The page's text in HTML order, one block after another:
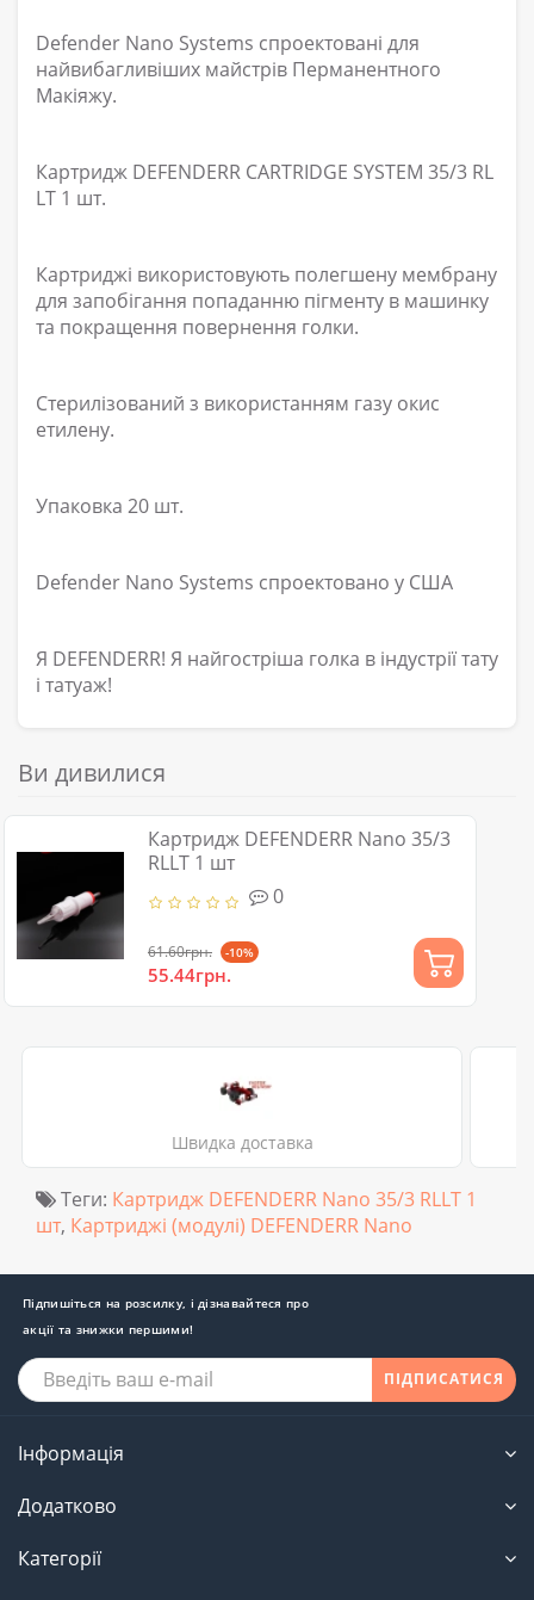
Defender Nano Systems спроектовані для
найвибагливіших майстрів Перманентного
Макіяжу.
Картридж DEFENDERR CARTRIDGE SYSTEM 35/3 RL
LT 1 шт.
Картриджі використовують полегшену мембрану
для запобігання попаданню пігменту в машинку
та покращення повернення голки.
Стерилізований з використанням газу окис
етилену.
Упаковка 20 шт.
Defender Nano Systems спроектовано у США
Я DEFENDERR! Я найгостріша голка в індустрії тату
і татуаж!
Ви дивилися
Картридж DEFENDERR Nano 35/3
RLLT 1 шт
0
61.60грн. -10%
55.44грн.
Швидка доставка
Теги: Картридж DEFENDERR Nano 35/3 RLLT 1
шт, Картриджі (модулі) DEFENDERR Nano
Підпишіться на розсилку, і дізнавайтеся про
акції та знижки першими!
ПІДПИСАТИСЯ
Інформація
Додатково
Категорії